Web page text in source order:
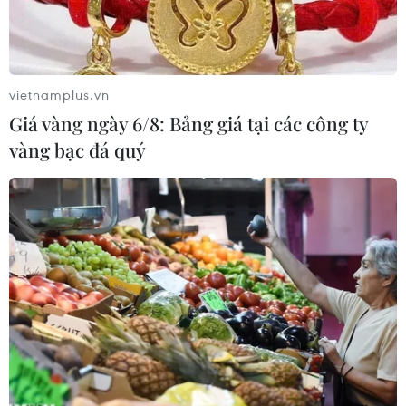
Công an đọc quyết định bắt giữ đối tượng Cao Tiến Dũng.
(Ảnh: TTXVN phát)
Ngày 17/9, lãnh đạo Công an tỉnh Quảng Bình
cho biết lực lượng Công an tỉnh vừa đấu tranh
thành công chuyên án, bắt tạm giam 4 tháng đối
với Cao Tiến Dũng (sinh năm 1982, trú tại xã
vietnamplus.vn
Giá vàng ngày 6/8: Bảng giá tại các công ty
vàng bạc đá quý